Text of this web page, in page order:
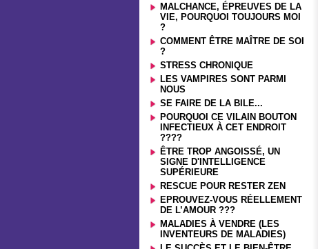
MALCHANCE, ÉPREUVES DE LA
VIE, POURQUOI TOUJOURS MOI
?
COMMENT ÊTRE MAÎTRE DE SOI
?
STRESS CHRONIQUE
LES VAMPIRES SONT PARMI
NOUS
SE FAIRE DE LA BILE...
POURQUOI CE VILAIN BOUTON
INFECTIEUX À CET ENDROIT
????
ÊTRE TROP ANGOISSÉ, UN
SIGNE D'INTELLIGENCE
SUPÉRIEURE
RESCUE POUR RESTER ZEN
EPROUVEZ-VOUS RÉELLEMENT
DE L’AMOUR ???
MALADIES À VENDRE (LES
INVENTEURS DE MALADIES)